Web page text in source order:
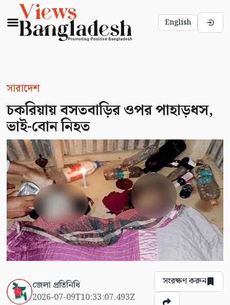
English
সারাদেশ
চকরিয়ায় বসতবাড়ির ওপর পাহাড়ধস,
ভাই-বোন নিহত
জেলা প্রতিনিধি
2026-07-09T10:33:07.493Z
সংরক্ষণ করুন